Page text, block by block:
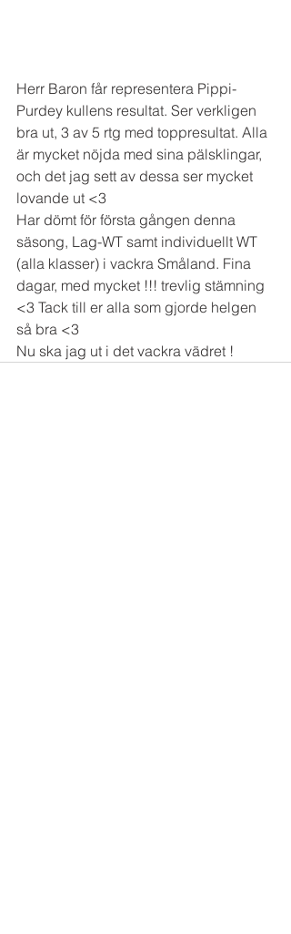
Herr Baron får representera Pippi-
Purdey kullens resultat. Ser verkligen
bra ut, 3 av 5 rtg med toppresultat. Alla
är mycket nöjda med sina pälsklingar,
och det jag sett av dessa ser mycket
lovande ut <3
Har dömt för första gången denna
säsong, Lag-WT samt individuellt WT
(alla klasser) i vackra Småland. Fina
dagar, med mycket !!! trevlig stämning
<3 Tack till er alla som gjorde helgen
så bra <3
Nu ska jag ut i det vackra vädret !